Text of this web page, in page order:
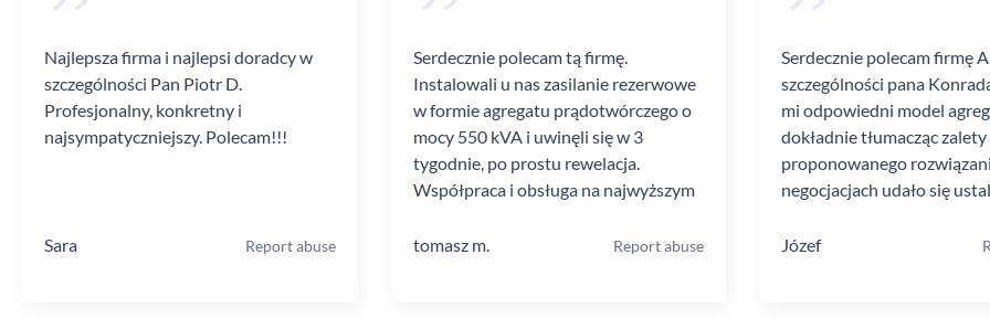
Najlepsza firma i najlepsi doradcy w
szczególności Pan Piotr D.
Profesjonalny, konkretny i
najsympatyczniejszy. Polecam!!!
Sara Report abuse
Serdecznie polecam tą firmę.
Instalowali u nas zasilanie rezerwowe
w formie agregatu prądotwórczego o
mocy 550 kVA i uwinęli się w 3
tygodnie, po prostu rewelacja.
Współpraca i obsługa na najwyższym
tomasz m.
Report abuse
Serdecznie polecam firmę
szczególności pana
mi odpowiedni model
dokładnie tłumacząc zalety
proponowanego
negocjacjach udało się
szybko i schludnie.
Józef